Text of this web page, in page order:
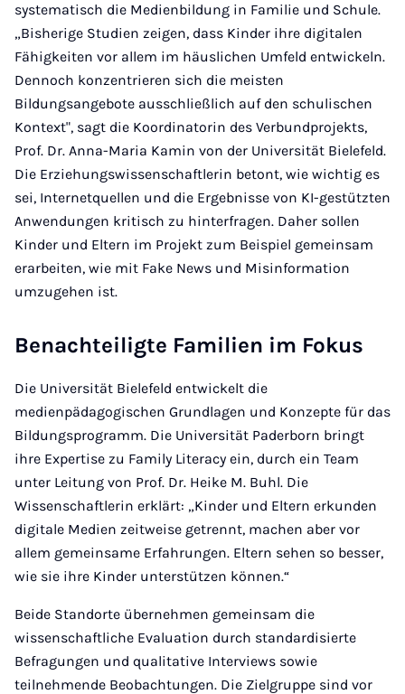
systematisch die Medienbildung in Familie und Schule.
„Bisherige Studien zeigen, dass Kinder ihre digitalen
Fähigkeiten vor allem im häuslichen Umfeld entwickeln.
Dennoch konzentrieren sich die meisten
Bildungsangebote ausschließlich auf den schulischen
Kontext", sagt die Koordinatorin des Verbundprojekts,
Prof. Dr. Anna-Maria Kamin von der Universität Bielefeld.
Die Erziehungswissenschaftlerin betont, wie wichtig es
sei, Internetquellen und die Ergebnisse von KI-gestützten
Anwendungen kritisch zu hinterfragen. Daher sollen
Kinder und Eltern im Projekt zum Beispiel gemeinsam
erarbeiten, wie mit Fake News und Misinformation
umzugehen ist.
Benachteiligte Familien im Fokus
Die Universität Bielefeld entwickelt die
medienpädagogischen Grundlagen und Konzepte für das
Bildungsprogramm. Die Universität Paderborn bringt
ihre Expertise zu Family Literacy ein, durch ein Team
unter Leitung von Prof. Dr. Heike M. Buhl. Die
Wissenschaftlerin erklärt: „Kinder und Eltern erkunden
digitale Medien zeitweise getrennt, machen aber vor
allem gemeinsame Erfahrungen. Eltern sehen so besser,
wie sie ihre Kinder unterstützen können.“
Beide Standorte übernehmen gemeinsam die
wissenschaftliche Evaluation durch standardisierte
Befragungen und qualitative Interviews sowie
teilnehmende Beobachtungen. Die Zielgruppe sind vor